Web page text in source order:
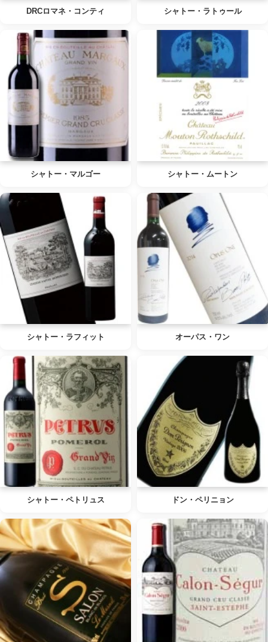
DRCロマネ・コンティ シャトー・ラトゥール
シャトー・マルゴー シャトー・ムートン
シャトー・ラフィット オーパス・ワン
シャトー・ペトリュス ドン・ペリニョン